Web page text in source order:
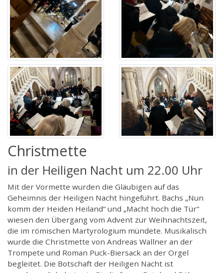
Christmette
in der Heiligen Nacht um 22.00 Uhr
Mit der Vormette wurden die Gläubigen auf das
Geheimnis der Heiligen Nacht hingeführt. Bachs „Nun
komm der Heiden Heiland“ und „Macht hoch die Tür“
wiesen den Übergang vom Advent zur Weihnachtszeit,
die im römischen Martyrologium mündete. Musikalisch
wurde die Christmette von Andreas Wallner an der
Trompete und Roman Puck-Biersack an der Orgel
begleitet. Die Botschaft der Heiligen Nacht ist